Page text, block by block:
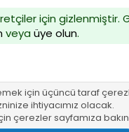
için gizlenmiştir.
veya üye olun.
için üçüncü taraf
ihtiyacımız olacak.
çerezler sayfamıza